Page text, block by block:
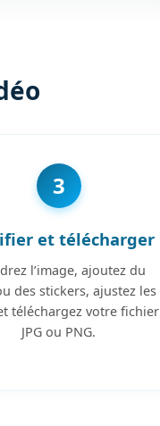
3
et télécharger
l’image, ajoutez du
des stickers, ajustez les
téléchargez votre fichier
JPG ou PNG.